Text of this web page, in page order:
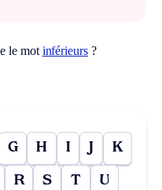
le mot inférieurs?
G H I J K
R S T U